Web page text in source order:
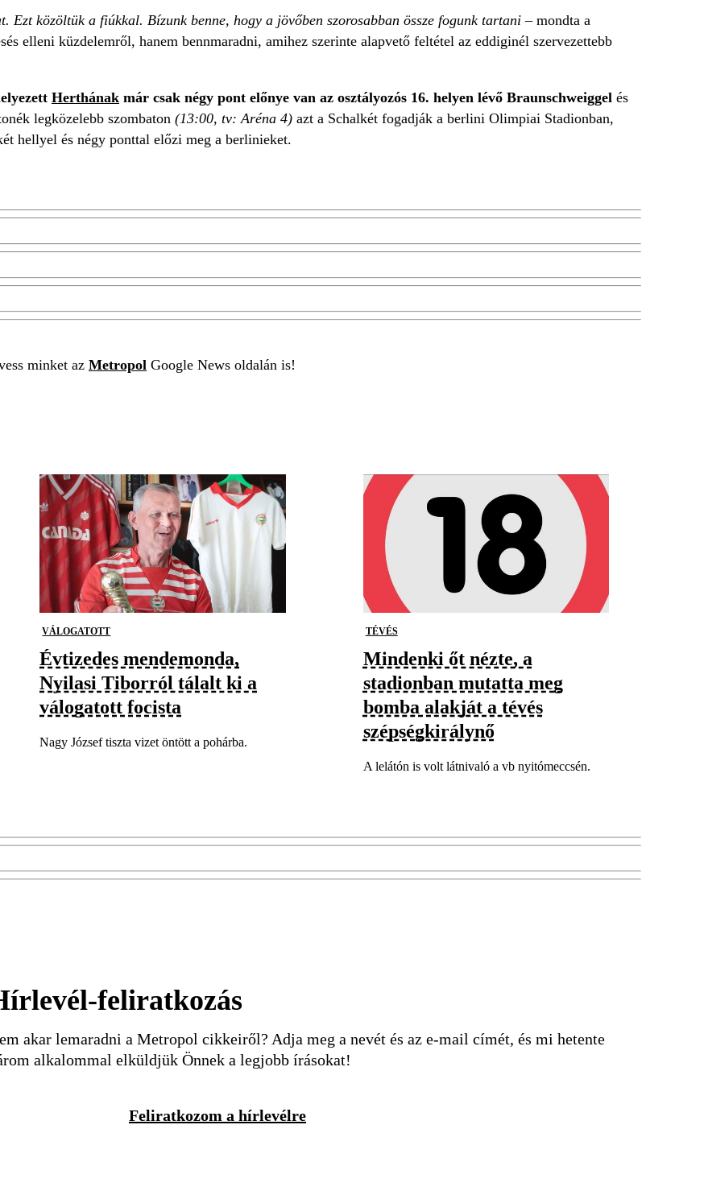
Ezt közöltük a fiúkkal. Bízunk benne, hogy a jövőben szorosabban össze fogunk tartani – mondta a
elleni küzdelemről, hanem bennmaradni, amihez szerinte alapvető feltétel az eddiginél szervezettebb
Herthának már csak négy pont előnye van az osztályozós 16. helyen lévő Braunschweiggel és
legközelebb szombaton (13:00, tv: Aréna 4) azt a Schalkét fogadják a berlini Olimpiai Stadionban,
hellyel és négy ponttal előzi meg a berlinieket.
minket az Metropol Google News oldalán is!
VÁLOGATOTT
Évtizedes mendemonda,
Nyilasi Tiborról tálalt ki a
válogatott focista
Nagy József tiszta vizet öntött a pohárba.
TÉVÉS
Mindenki őt nézte, a
stadionban mutatta meg
bomba alakját a tévés
szépségkirálynő
A lelátón is volt látnivaló a vb nyitómeccsén.
feliratkozás
akar lemaradni a Metropol cikkeiről? Adja meg a nevét és az e-mail címét, és mi hetente
alkalommal elküldjük Önnek a legjobb írásokat!
Feliratkozom a hírlevélre